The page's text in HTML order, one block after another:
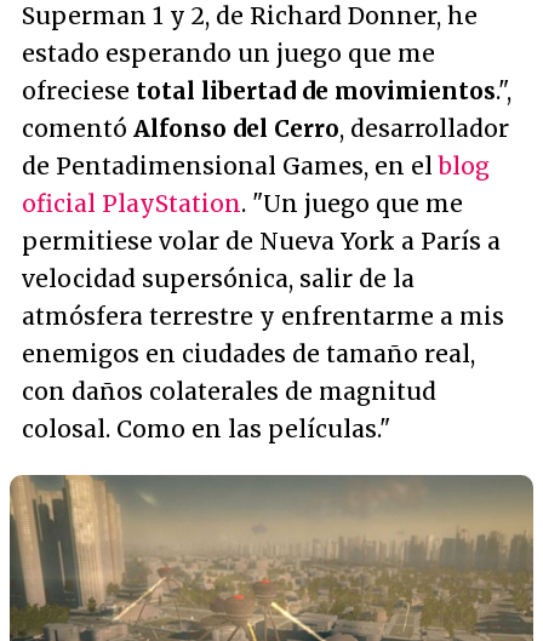
Superman 1 y 2, de Richard Donner, he
estado esperando un juego que me
ofreciese total libertad de movimientos.",
comentó Alfonso del Cerro, desarrollador
de Pentadimensional Games, en elblog
oficial PlayStation. "Un juego que me
permitiese volar de Nueva York a París a
velocidad supersónica, salir de la
atmósfera terrestre y enfrentarme a mis
enemigos en ciudades de tamaño real,
con daños colaterales de magnitud
colosal. Como en las películas."